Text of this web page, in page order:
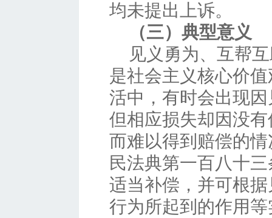
均未提出上诉。
（三）典型意义
见义勇为、互帮
是社会主义核心价
活中，有时会出现
但相应损失却因没
而难以得到赔偿的
民法典第一百八十
适当补偿，并可根
行为所起到的作用